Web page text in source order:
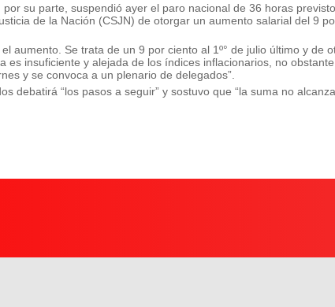
su parte, suspendió ayer el paro nacional de 36 horas
de la Nación (CSJN) de otorgar un aumento salarial del 9
aumento. Se trata de un 9 por ciento al 1º° de julio último y de
insuficiente y alejada de los índices inflacionarios, no
y se convoca a un plenario de delegados”.
debatirá “los pasos a seguir” y sostuvo que “la suma no